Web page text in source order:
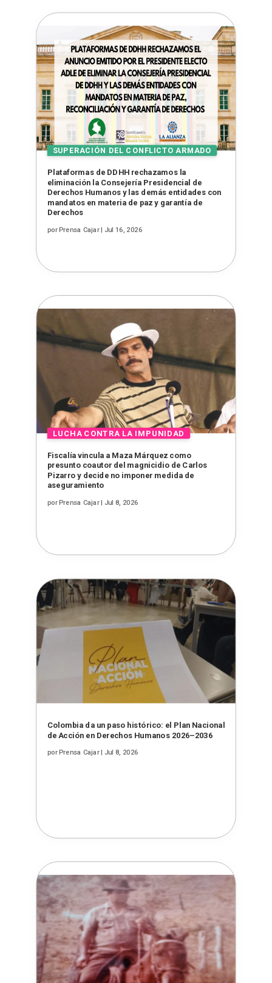
Plataformas de DDHH rechazamos la
eliminación la Consejería Presidencial de
Derechos Humanos y las demás entidades con
mandatos en materia de paz y garantía de
Derechos
porPrensa Cajar| Jul 16, 2026
Fiscalía vincula a Maza Márquez como
presunto coautor del magnicidio de Carlos
Pizarro y decide no imponer medida de
aseguramiento
porPrensa Cajar| Jul 8, 2026
Colombia da un paso histórico: el Plan Nacional
de Acción en Derechos Humanos 2026–2036
porPrensa Cajar| Jul 8, 2026